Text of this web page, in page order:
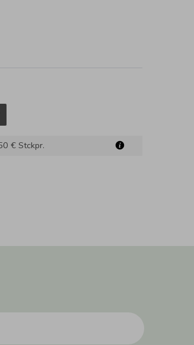
€Stckpr.